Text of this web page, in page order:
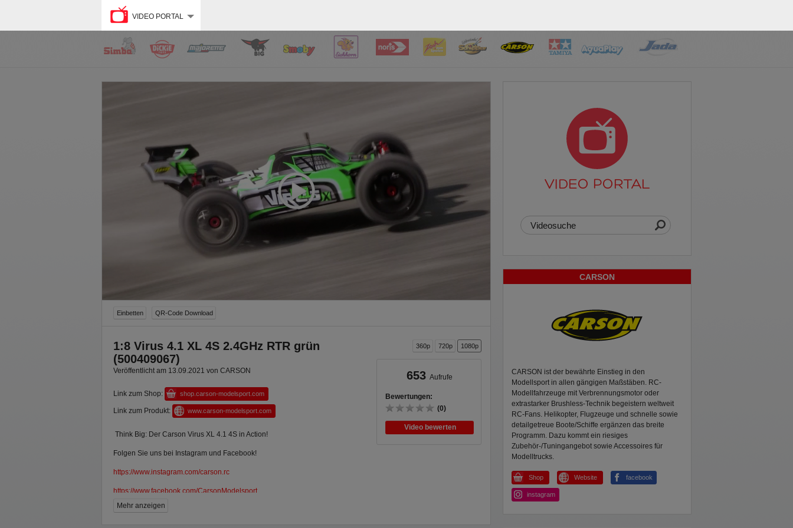
VIDEO PORTAL
Einbetten QR-Code Download
1:8 Virus 4.1 XL 4S 2.4GHz RTR grün
(500409067)
Veröffentlicht am 13.09.2021 von CARSON
Link zum Shop: shop.carson-modelsport.com
Link zum Produkt: www.carson-modelsport.com
Think Big: Der Carson Virus XL 4.1 4S in Action!
Folgen Sie uns bei Instagram und Facebook!
https://www.instagram.com/carson.rc
https://www.facebook.com/CarsonModelsport
Art.Nr.: 500409067
Mehr anzeigen
360p 720p 1080p
653 Aufrufe
Bewertungen:
(0)
Video bewerten
VIDEO PORTAL
CARSON
CARSON ist der bewährte Einstieg in den
Modellsport in allen gängigen Maßstäben. RC-
Modellfahrzeuge mit Verbrennungsmotor oder
extrastarker Brushless-Technik begeistern weltweit
RC-Fans. Helikopter, Flugzeuge und schnelle sowie
detailgetreue Boote/Schiffe ergänzen das breite
Programm. Dazu kommt ein riesiges
Zubehör-/Tuningangebot sowie Accessoires für
Modelltrucks.
Shop Website facebook
instagram